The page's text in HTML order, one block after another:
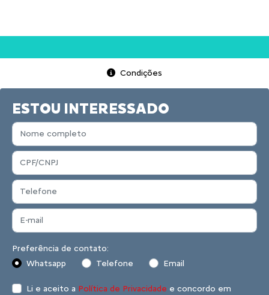
Condições
ESTOU INTERESSADO
Preferência de contato:
Whatsapp
Telefone Email
Li e aceito a Política de Privacidade e concordo em